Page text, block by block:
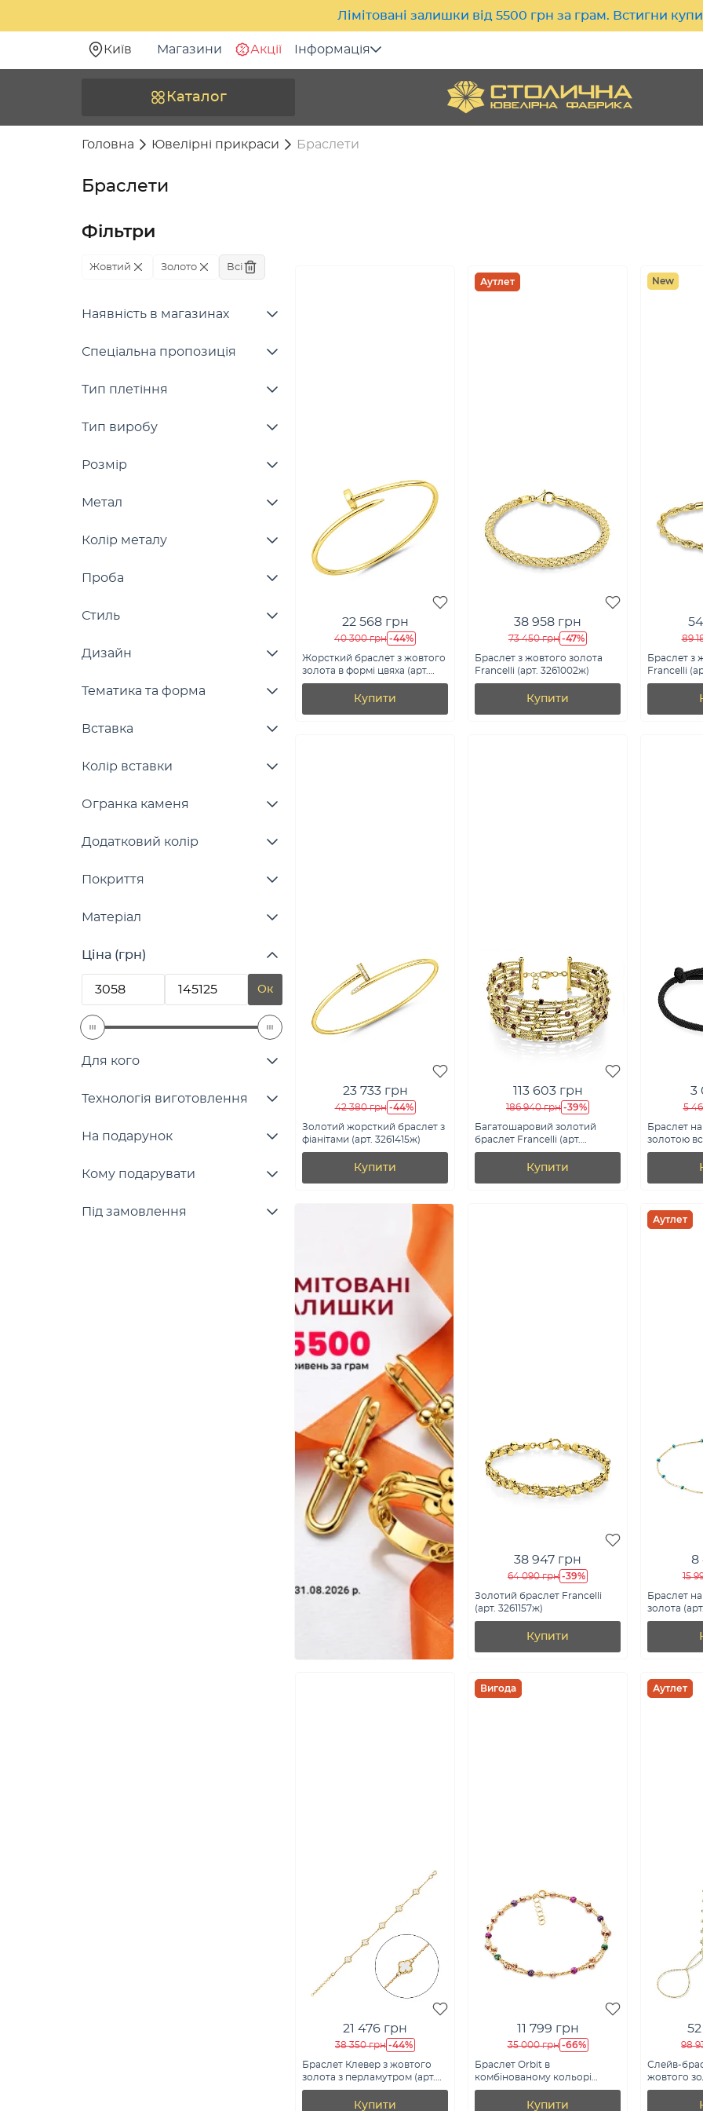
Лімітовані залишки від 5500 грн за грам. Встигни
Київ Магазини Акції Інформація
Каталог
Головна Ювелірні прикраси Браслети
Браслети
Фільтри
Жовтий Золото Всі
Наявність в магазинах
Спеціальна пропозиція
Тип плетіння
Тип виробу
Розмір
Метал
Колір металу
Проба
Стиль
Дизайн
Тематика та форма
Вставка
Колір вставки
Огранка каменя
Додатковий колір
Покриття
Матеріал
Ціна (грн)
Ок
Для кого
Технологія виготовлення
На подарунок
Кому подарувати
Під замовлення
22 568 грн
40 300 грн -44%
Жорсткий браслет з жовтого
золота в формі цвяха (арт.
3261416ж)
Купити
Аутлет
38 958 грн
73 450 грн -47%
Браслет з жовтого золота
Francelli (арт. 3261002ж)
Купити
New
89
Браслет з
Francelli
23 733 грн
42 380 грн -44%
Золотий жорсткий браслет з
фіанітами (арт. 3261415ж)
Купити
113 603 грн
186 940 грн -39%
Багатошаровий золотий
браслет Francelli (арт.
326732жкр)
Купити
3
5
Браслет на
золотою
340068жч)
38 947 грн
64 090 грн -39%
Золотий браслет Francelli
(арт. 3261157ж)
Купити
Аутлет
8
15
Браслет
золота
21 476 грн
38 350 грн -44%
Браслет Клевер з жовтого
золота з перламутром (арт.
321957/7жп)
Купити
Вигода
11 799 грн
35 000 грн -66%
Браслет Orbit в
комбінованому кольорі
металу (арт. 323758жкрфз)
Купити
Аутлет
98
Слейв-
жовтого
3261051ж)